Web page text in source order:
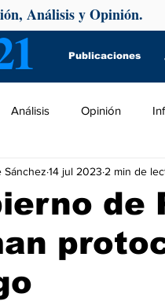
Publicaciones
Análisis y Opinión.
Análisis Opinión
de
Sánchez 14 jul 2023 2 min de